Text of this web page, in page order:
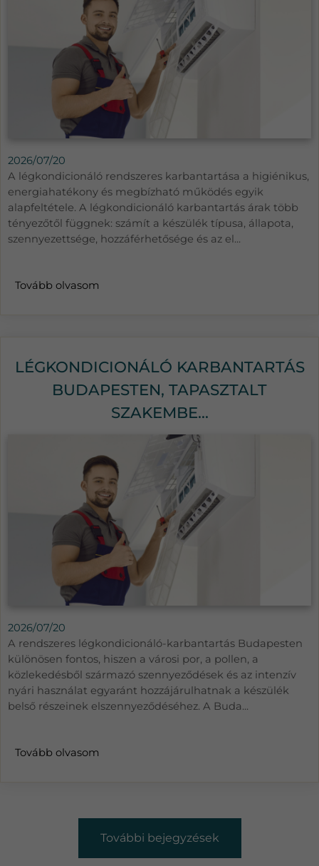
2026/07/20
A légkondicionáló rendszeres karbantartása a higiénikus,
energiahatékony és megbízható működés egyik
alapfeltétele. A légkondicionáló karbantartás árak több
tényezőtől függnek: számít a készülék típusa, állapota,
szennyezettsége, hozzáférhetősége és az el...
Tovább olvasom
LÉGKONDICIONÁLÓ KARBANTARTÁS
BUDAPESTEN, TAPASZTALT
SZAKEMBE...
2026/07/20
A rendszeres légkondicionáló-karbantartás Budapesten
különösen fontos, hiszen a városi por, a pollen, a
közlekedésből származó szennyeződések és az intenzív
nyári használat egyaránt hozzájárulhatnak a készülék
belső részeinek elszennyeződéséhez. A Buda...
Tovább olvasom
További bejegyzések